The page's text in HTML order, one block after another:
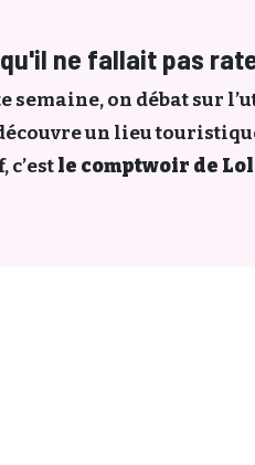
ne fallait pas
semaine, on débat sur
un lieu
c’estle comptwoir de